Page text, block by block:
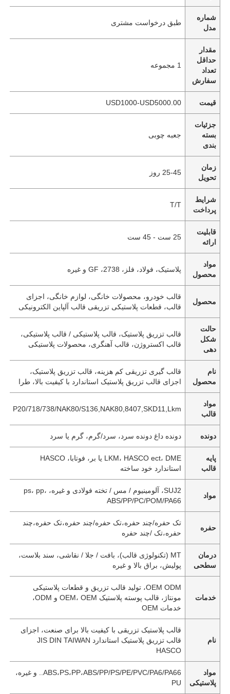
نمایش VR
شماره
مدل
طبق درخواست مشتری
مقدار
حداقل
تعداد
سفارش
1 مجموعه
قیمت USD1000-USD5000.00
جزئیات
بسته
بندی
جعبه چوبی
زمان
تحویل
25-45 روز
شرایط
پرداخت
T/T
قابلیت
ارائه
25 ست - 45 ست
مواد
محصول
پلاستیک، فولاد، فلز، 2738، GF و غیره
محصول
قالب خودرو، محصولات خانگی، لوازم خانگی، اجزای
قالب، قطعات پلاستیکی تزریقی قالب آلپاین الکترونیکی
حالت
شکل
دهی
قالب تزریق پلاستیک، قالب پلاستیکی / قالب پلاستیکی،
قالب اکستروژن، قالب آهنگری، محصولات پلاستیکی
نام
محصول
قالب گیری تزریقی کم هزینه، قالب تزریق پلاستیک،
اجزای قالب تزریق پلاستیک استاندارد با کیفیت بالا، طرا
مواد
قالب
P20/718/738/NAK80/S136,NAK80,8407,SKD11,Lkm
دونده دونده داغ دونده سرد، سرد/گرم، گرم یا سرد
پایه
قالب
LKM، HASCO ect، DME یا بر، فوتابا، HASCO
استاندارد خود ساخته
مواد
SUJ2، آلومینیوم / مس / تخته فولادی و غیره، ps، pp،
ABS/PP/PC/POM/PA66
حفره
تک حفره/چند حفره،تک حفره/چند حفره،تک حفره،چند
حفره،تک /چند حفره
درمان
سطحی
MT (تکنولوژی قالب)، بافت / جلا / نقاشی، سند بلاست،
پولیش، براق بالا و غیره
خدمات
OEM ODM، تولید قالب تزریق و قطعات پلاستیکی
مونتاژ، قالب پوسته پلاستیک OEM، OEM و ODM،
خدمات OEM
نام
قالب پلاستیک تزریقی با کیفیت بالا برای صنعت، اجزای
قالب تزریق پلاستیک استاندارد JIS DIN TAIWAN
HASCO
مواد
پلاستیکی
ABS،PS،PP،ABS/PP/PS/PE/PVC/PA6/PA66.. و غیره،
PU